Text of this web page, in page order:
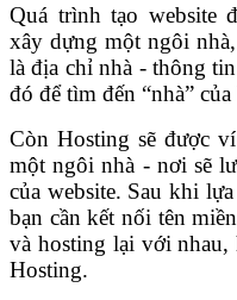
Quá trình tạo website
xây dựng một ngôi
là địa chỉ nhà - thông
đó để tìm đến “nhà” của
Còn Hosting sẽ được
một ngôi nhà - nơi sẽ
của website. Sau khi
bạn cần kết nối tên
và hosting lại với
Hosting.